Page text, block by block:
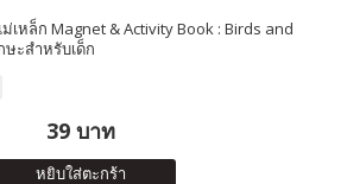
หล็ก Magnet & Activity Book : Birds and
ษะสำหรับเด็ก
39 บาท
หยิบใส่ตะกร้า